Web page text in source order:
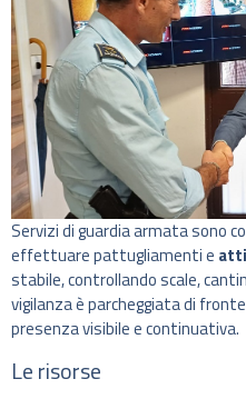
Servizi di guardia armata sono
effettuare pattugliamenti e
stabile, controllando scale,
vigilanza è parcheggiata di
presenza visibile e continuativa.
Le risorse